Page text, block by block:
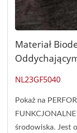
Materiał
NL23GF5040
Pokaż na
środowiska. Jest